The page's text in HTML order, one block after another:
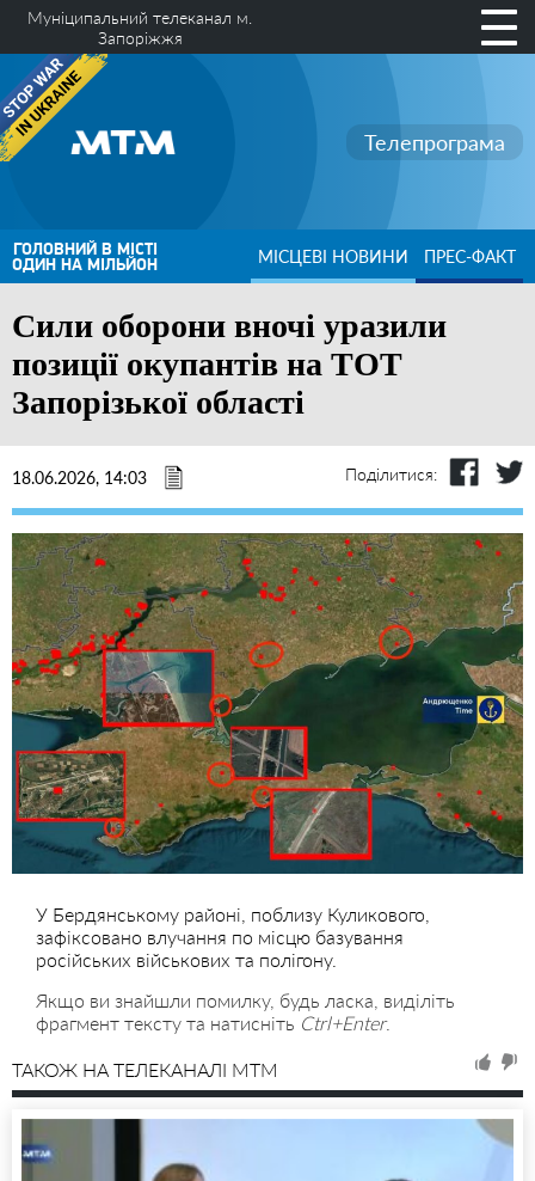
Муніципальний телеканал м.
Запоріжжя
Телепрограма
ГОЛОВНИЙ В МІСТІ
ОДИН НА МІЛЬЙОН МІСЦЕВІ НОВИНИ ПРЕС-ФАКТ
Сили оборони вночі уразили
позиції окупантів на ТОТ
Запорізької області
18.06.2026, 14:03 Поділитися:
У Бердянському районі, поблизу Куликового,
зафіксовано влучання по місцю базування
російських військових та полігону.
Якщо ви знайшли помилку, будь ласка, виділіть
фрагмент тексту та натисніть Ctrl+Enter.
ТАКОЖ НА ТЕЛЕКАНАЛІ MTM